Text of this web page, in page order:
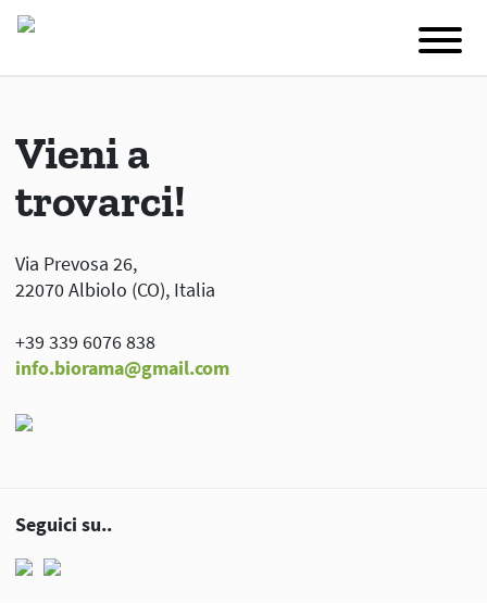
Vieni a
trovarci!
Via Prevosa 26,
22070 Albiolo (CO), Italia
+39 339 6076 838
info.biorama@gmail.com
Seguici su..